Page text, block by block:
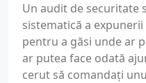
Un audit de securitate
sistematică a
pentru a găsi unde ar
ar putea face odată
cerut să comandați